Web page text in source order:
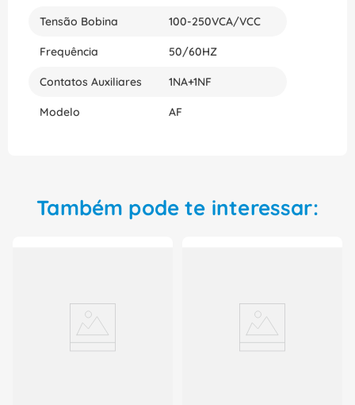
Tensão Bobina 100-250VCA/VCC
Frequência 50/60HZ
Contatos Auxiliares 1NA+1NF
Modelo AF
Também pode te interessar: